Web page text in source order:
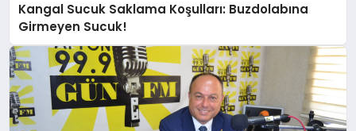
Kangal Sucuk Saklama Koşulları: Buzdolabına
Girmeyen Sucuk!